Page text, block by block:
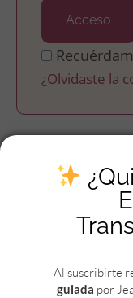
Acceso
¿Olvidaste la
Al suscribirte
guiada por